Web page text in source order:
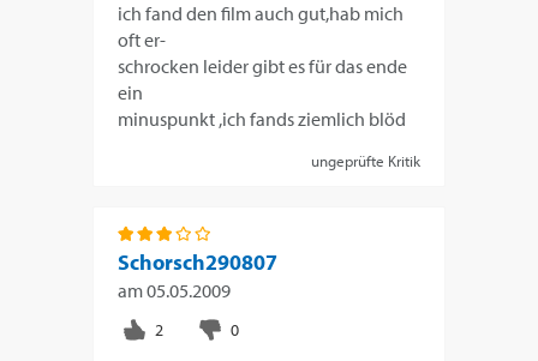
ich fand den film auch gut,hab mich
oft er-
schrocken leider gibt es für das ende
ein
minuspunkt ,ich fands ziemlich blöd
ungeprüfte Kritik
Schorsch290807
am05.05.2009